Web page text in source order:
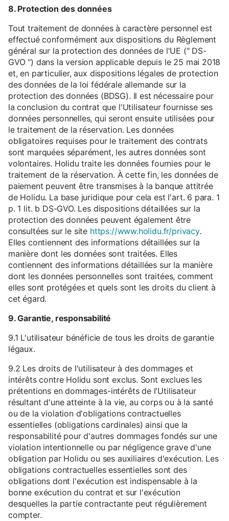
8. Protection des données
Tout traitement de données à caractère personnel est
effectué conformément aux dispositions du Règlement
général sur la protection des données de l'UE (" DS-
GVO ") dans la version applicable depuis le 25 mai 2018
et, en particulier, aux dispositions légales de protection
des données de la loi fédérale allemande sur la
protection des données (BDSG). Il est nécessaire pour
la conclusion du contrat que l'Utilisateur fournisse ses
données personnelles, qui seront ensuite utilisées pour
le traitement de la réservation. Les données
obligatoires requises pour le traitement des contrats
sont marquées séparément, les autres données sont
volontaires. Holidu traite les données fournies pour le
traitement de la réservation. À cette fin, les données de
paiement peuvent être transmises à la banque attitrée
de Holidu. La base juridique pour cela est l'art. 6 para. 1
p. 1 lit. b DS-GVO. Les dispositions détaillées sur la
protection des données peuvent également être
consultées sur le site https://www.holidu.fr/privacy.
Elles contiennent des informations détaillées sur la
manière dont les données sont traitées. Elles
contiennent des informations détaillées sur la manière
dont les données personnelles sont traitées, comment
elles sont protégées et quels sont les droits du client à
cet égard.
9. Garantie, responsabilité
9.1 L'utilisateur bénéficie de tous les droits de garantie
légaux.
9.2 Les droits de l'utilisateur à des dommages et
intérêts contre Holidu sont exclus. Sont exclues les
prétentions en dommages-intérêts de l'Utilisateur
résultant d'une atteinte à la vie, au corps ou à la santé
ou de la violation d'obligations contractuelles
essentielles (obligations cardinales) ainsi que la
responsabilité pour d'autres dommages fondés sur une
violation intentionnelle ou par négligence grave d'une
obligation par Holidu ou ses auxiliaires d'exécution. Les
obligations contractuelles essentielles sont des
obligations dont l'exécution est indispensable à la
bonne exécution du contrat et sur l'exécution
desquelles la partie contractante peut régulièrement
compter.